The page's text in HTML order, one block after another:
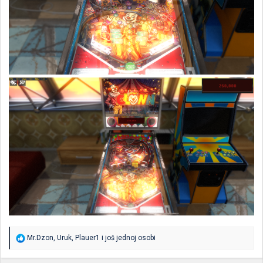
R
a
Mr.Dzon, Uruk, Plauer1 i još jednoj osobi